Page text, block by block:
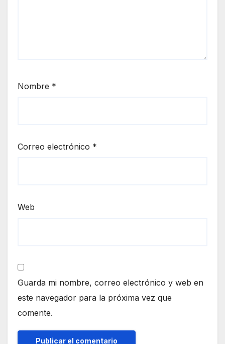
Nombre *
Correo electrónico *
Web
Guarda mi nombre, correo electrónico y web en
este navegador para la próxima vez que
comente.